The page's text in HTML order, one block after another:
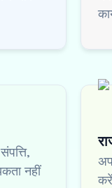
नहीं
करें